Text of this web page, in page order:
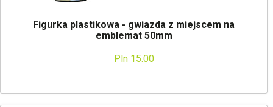
Figurka plastikowa - gwiazda z miejscem na
emblemat 50mm
Pln 15.00